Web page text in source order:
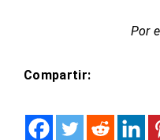
Por
Compartir: